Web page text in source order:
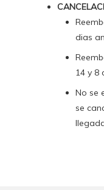
dias
14 y 8
No se
se